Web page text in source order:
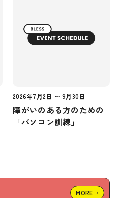
2026年7月2日 〜 9月30日
障がいのある方のための
「パソコン訓練」
MORE→